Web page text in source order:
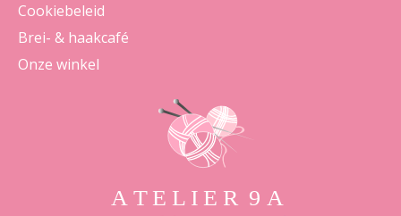
Cookiebeleid
Brei- & haakcafé
Onze winkel